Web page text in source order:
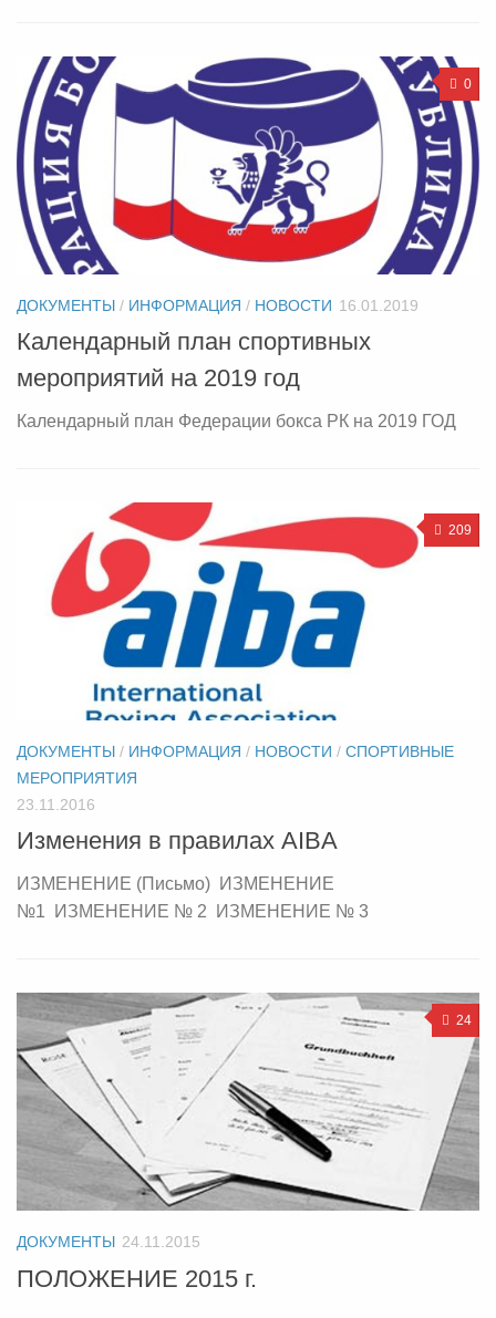
0
ДОКУМЕНТЫ / ИНФОРМАЦИЯ / НОВОСТИ 16.01.2019
Календарный план спортивных
мероприятий на 2019 год
Календарный план Федерации бокса РК на 2019 ГОД
209
ДОКУМЕНТЫ / ИНФОРМАЦИЯ / НОВОСТИ / СПОРТИВНЫЕ
МЕРОПРИЯТИЯ
23.11.2016
Изменения в правилах AIBA
ИЗМЕНЕНИЕ (Письмо) ИЗМЕНЕНИЕ
№1 ИЗМЕНЕНИЕ № 2 ИЗМЕНЕНИЕ № 3
24
ДОКУМЕНТЫ 24.11.2015
ПОЛОЖЕНИЕ 2015 г.